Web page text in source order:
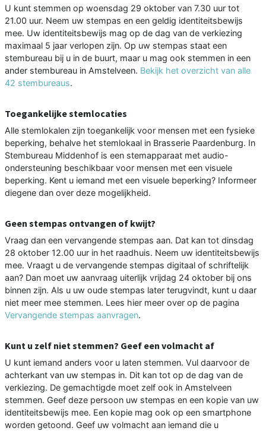
U kunt stemmen op woensdag 29 oktober van 7.30 uur tot
21.00 uur. Neem uw stempas en een geldig identiteitsbewijs
mee. Uw identiteitsbewijs mag op de dag van de verkiezing
maximaal 5 jaar verlopen zijn. Op uw stempas staat een
stembureau bij u in de buurt, maar u mag ook stemmen in een
ander stembureau in Amstelveen. Bekijk het overzicht van alle
42 stembureaus.
Toegankelijke stemlocaties
Alle stemlokalen zijn toegankelijk voor mensen met een fysieke
beperking, behalve het stemlokaal in Brasserie Paardenburg. In
Stembureau Middenhof is een stemapparaat met audio-
ondersteuning beschikbaar voor mensen met een visuele
beperking. Kent u iemand met een visuele beperking? Informeer
diegene dan over deze mogelijkheid.
Geen stempas ontvangen of kwijt?
Vraag dan een vervangende stempas aan. Dat kan tot dinsdag
28 oktober 12.00 uur in het raadhuis. Neem uw identiteitsbewijs
mee. Vraagt u de vervangende stempas digitaal of schriftelijk
aan? Dan moet uw aanvraag uiterlijk vrijdag 24 oktober bij ons
binnen zijn. Als u uw oude stempas later terugvindt, kunt u daar
niet meer mee stemmen. Lees hier meer over op de pagina
Vervangende stempas aanvragen.
Kunt u zelf niet stemmen? Geef een volmacht af
U kunt iemand anders voor u laten stemmen. Vul daarvoor de
achterkant van uw stempas in. Dit kan tot op de dag van de
verkiezing. De gemachtigde moet zelf ook in Amstelveen
stemmen. Geef deze persoon uw stempas en een kopie van uw
identiteitsbewijs mee. Een kopie mag ook op een smartphone
worden getoond. Geef uw volmacht aan iemand die u